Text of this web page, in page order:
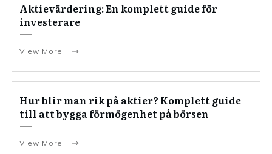
Aktievärdering: En komplett guide för
investerare
View More
Hur blir man rik på aktier? Komplett guide
till att bygga förmögenhet på börsen
View More